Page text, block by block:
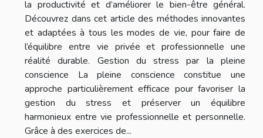
la productivité et d’améliorer le bien-être général.
Découvrez dans cet article des méthodes innovantes
et adaptées à tous les modes de vie, pour faire de
l’équilibre entre vie privée et professionnelle une
réalité durable. Gestion du stress par la pleine
conscience La pleine conscience constitue une
approche particulièrement efficace pour favoriser la
gestion du stress et préserver un équilibre
harmonieux entre vie professionnelle et personnelle.
Grâce à des exercices de...